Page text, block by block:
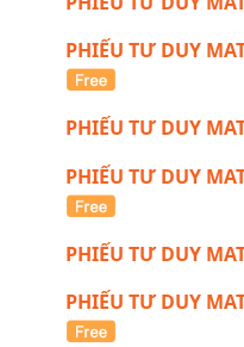
PHIẾU TƯ DUY
PHIẾU TƯ DUY
PHIẾU TƯ DUY
PHIẾU TƯ DUY
PHIẾU TƯ DUY